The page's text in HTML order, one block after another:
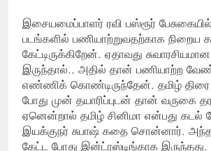
இசையமைப்பாளர் ரவி பஸ்ரூர்
படங்களில் பணியாற்றுவதற்காக
கேட்டிருக்கிறேன். ஏதாவது
இருந்தால்.. அதில் தான் பணியாற்ற
எண்ணிக் கொண்டிருந்தேன். தமிழ் திரை
போது முன் தயாரிப்புடன் தான் வருகை
ஏனென்றால் தமிழ் சினிமா என்பது கடல்
இயக்குநர் சுபாஷ் கதை சொன்னார்.
கேட்ட போது இன்ட்ரஸ்டிங்காக